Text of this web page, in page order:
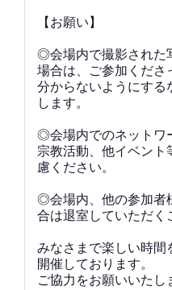
【お願い】
◎会場内で撮影された
場合は、ご参加くだ
分からないようにする
します。
◎会場内でのネットワ
宗教活動、他イベン
慮ください。
◎会場内、他の参加者
合は退室していただく
みなさまで楽しい時間
開催しております。
ご協力をお願いいたし